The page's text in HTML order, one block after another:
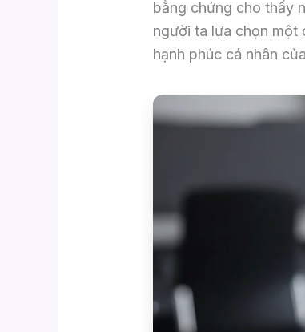
bằng chứng cho thấy
người ta lựa chọn một
hạnh phúc cá nhân